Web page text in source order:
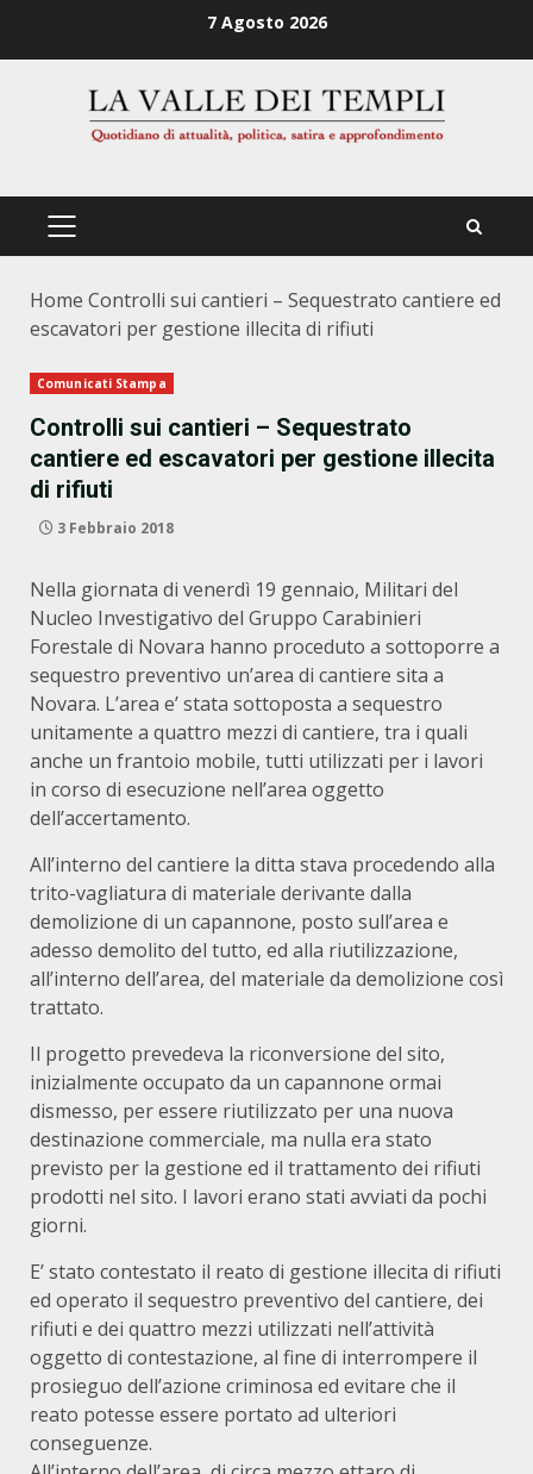
7 Agosto 2026
PRIMÄRES
Home Controlli sui cantieri – Sequestrato cantiere ed
escavatori per gestione illecita di rifiuti
Comunicati Stampa
Controlli sui cantieri – Sequestrato
cantiere ed escavatori per gestione illecita
di rifiuti
3 Febbraio 2018
Nella giornata di venerdì 19 gennaio, Militari del
Nucleo Investigativo del Gruppo Carabinieri
Forestale di Novara hanno proceduto a sottoporre a
sequestro preventivo un’area di cantiere sita a
Novara. L’area e’ stata sottoposta a sequestro
unitamente a quattro mezzi di cantiere, tra i quali
anche un frantoio mobile, tutti utilizzati per i lavori
in corso di esecuzione nell’area oggetto
dell’accertamento.
All’interno del cantiere la ditta stava procedendo alla
trito-vagliatura di materiale derivante dalla
demolizione di un capannone, posto sull’area e
adesso demolito del tutto, ed alla riutilizzazione,
all’interno dell’area, del materiale da demolizione così
trattato.
Il progetto prevedeva la riconversione del sito,
inizialmente occupato da un capannone ormai
dismesso, per essere riutilizzato per una nuova
destinazione commerciale, ma nulla era stato
previsto per la gestione ed il trattamento dei rifiuti
prodotti nel sito. I lavori erano stati avviati da pochi
giorni.
E’ stato contestato il reato di gestione illecita di rifiuti
ed operato il sequestro preventivo del cantiere, dei
rifiuti e dei quattro mezzi utilizzati nell’attività
oggetto di contestazione, al fine di interrompere il
prosieguo dell’azione criminosa ed evitare che il
reato potesse essere portato ad ulteriori
conseguenze.